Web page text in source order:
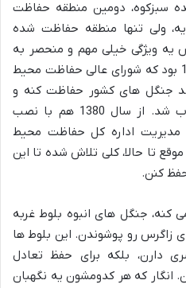
سبزکوه، دومین منطقه حفاظت
ولی تنها منطقه حفاظت شده
یه ویژگی خیلی مهم و منحصر به
فرد به حساب میاد. از سال 1377 بود که شورای عالی حفاظت محیط
گرفت از 10 درصد جنگل های کشور حفاظت کنه و
اینطوری شد که هلن هم انتخاب شد. از سال 1380 هم با نصب
اداره کل حفاظت محیط
تا حالا، کلی تلاش شده تا این
کنن.
جنگل های انبوه بلوط غربه
زاگرس رو پوشوندن. این بلوط ها
دارن، بلکه برای حفظ تعادل
انگار که هر کدومشون یه نگهبان